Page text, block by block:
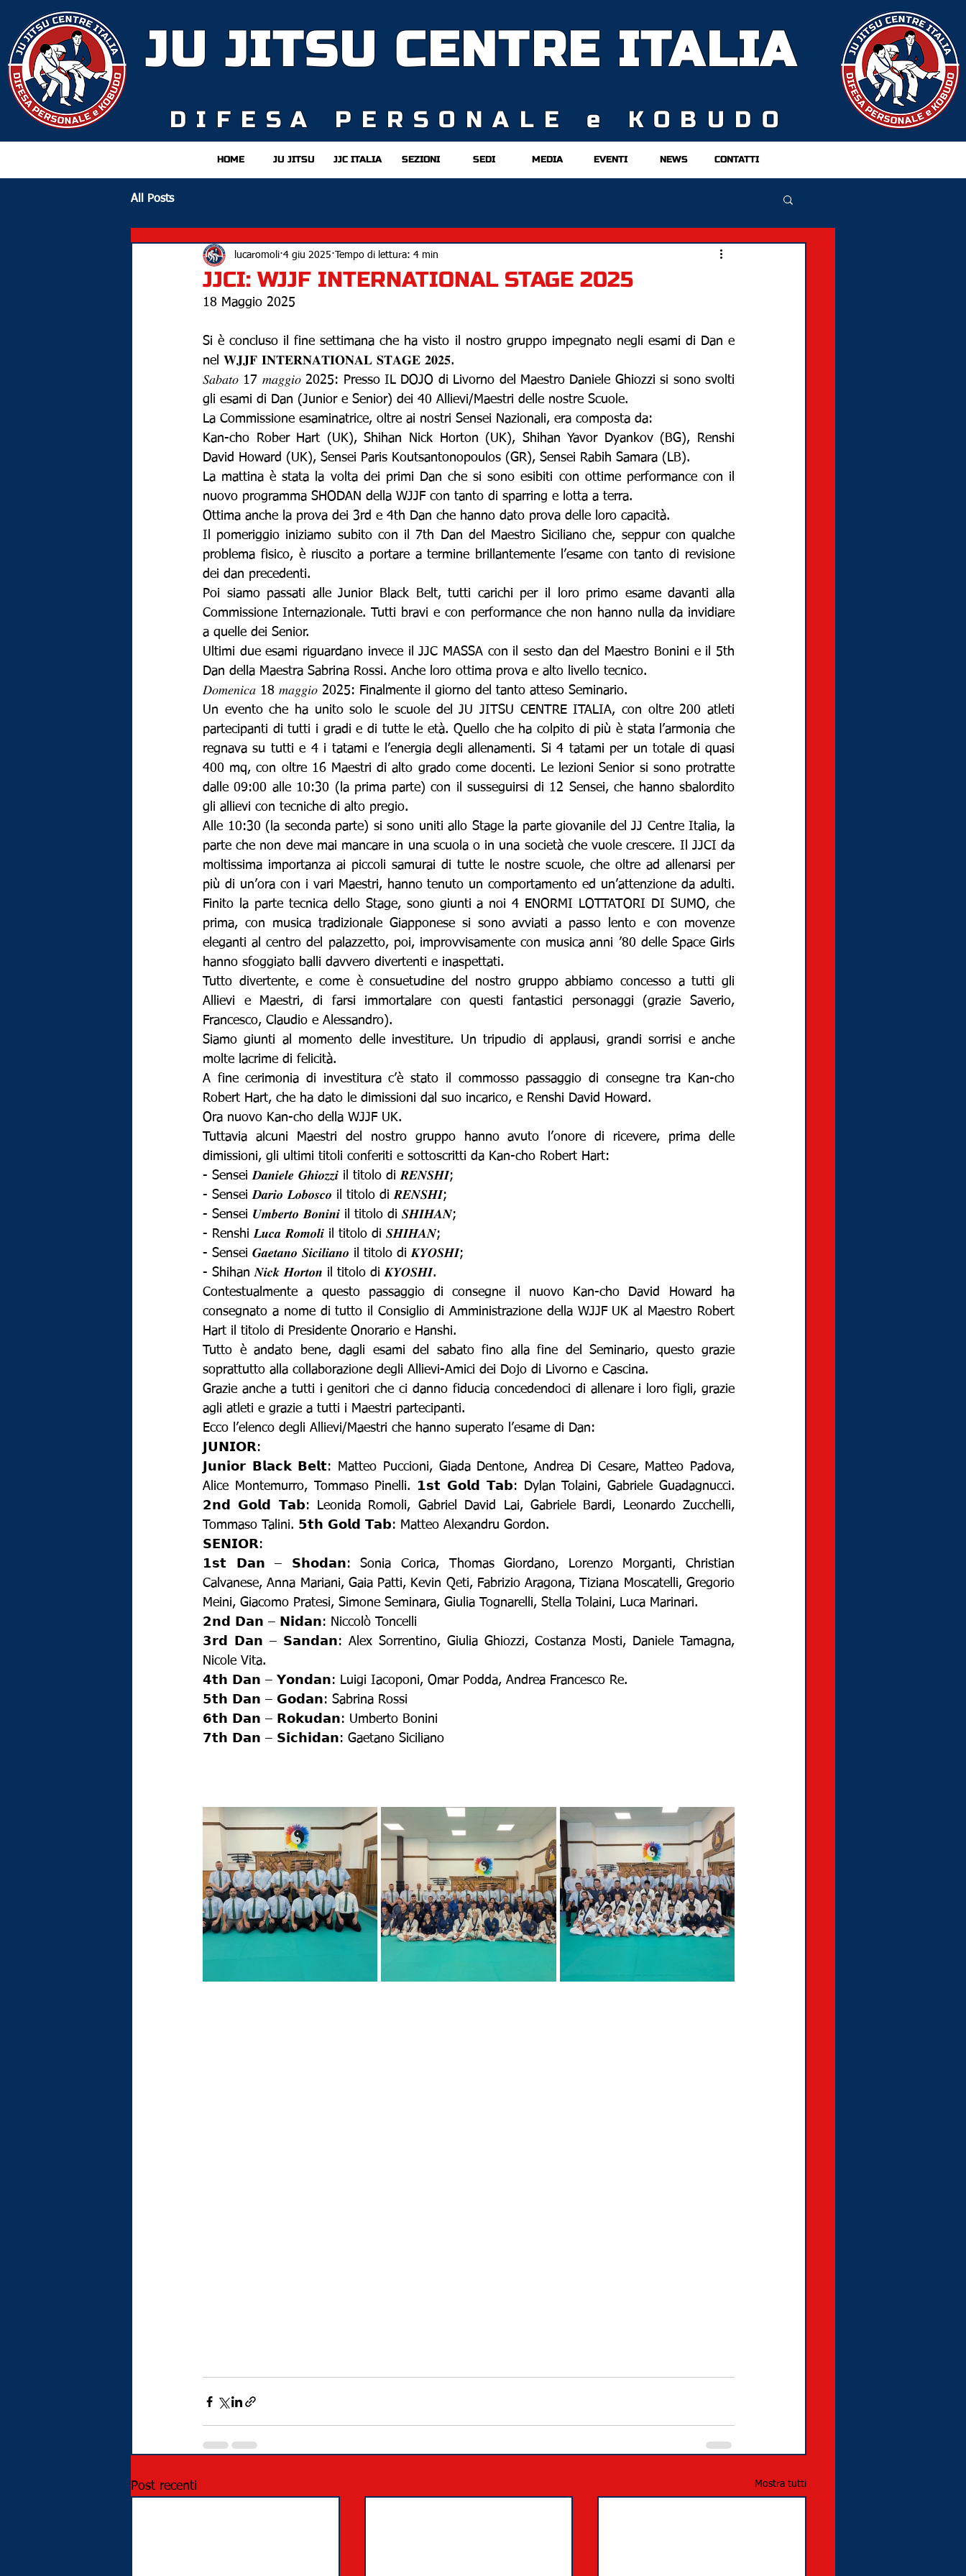
JU JITSU CENTRE ITALIA
DIFESA PERSONALE e KOBUDO
All Posts
JJCI: WJJF INTERNATIONAL STAGE 2025
lucaromoli 4 giu 2025 Tempo di lettura: 4 min
18 Maggio 2025
Si è concluso il fine settimana che ha visto il nostro gruppo impegnato negli esami di Dan e
nel 𝐖𝐉𝐉𝐅 𝐈𝐍𝐓𝐄𝐑𝐍𝐀𝐓𝐈𝐎𝐍𝐀𝐋 𝐒𝐓𝐀𝐆𝐄 𝟐𝟎𝟐𝟓.
𝑆𝑎𝑏𝑎𝑡𝑜 17 𝑚𝑎𝑔𝑔𝑖𝑜 2025: Presso IL DOJO di Livorno del Maestro Daniele Ghiozzi si sono svolti
gli esami di Dan (Junior e Senior) dei 40 Allievi/Maestri delle nostre Scuole.
La Commissione esaminatrice, oltre ai nostri Sensei Nazionali, era composta da:
Kan-cho Rober Hart (UK), Shihan Nick Horton (UK), Shihan Yavor Dyankov (BG), Renshi
David Howard (UK), Sensei Paris Koutsantonopoulos (GR), Sensei Rabih Samara (LB).
La mattina è stata la volta dei primi Dan che si sono esibiti con ottime performance con il
nuovo programma SHODAN della WJJF con tanto di sparring e lotta a terra.
Ottima anche la prova dei 3rd e 4th Dan che hanno dato prova delle loro capacità.
Il pomeriggio iniziamo subito con il 7th Dan del Maestro Siciliano che, seppur con qualche
problema fisico, è riuscito a portare a termine brillantemente l’esame con tanto di revisione
dei dan precedenti.
Poi siamo passati alle Junior Black Belt, tutti carichi per il loro primo esame davanti alla
Commissione Internazionale. Tutti bravi e con performance che non hanno nulla da invidiare
a quelle dei Senior.
Ultimi due esami riguardano invece il JJC MASSA con il sesto dan del Maestro Bonini e il 5th
Dan della Maestra Sabrina Rossi. Anche loro ottima prova e alto livello tecnico.
𝐷𝑜𝑚𝑒𝑛𝑖𝑐𝑎 18 𝑚𝑎𝑔𝑔𝑖𝑜 2025: Finalmente il giorno del tanto atteso Seminario.
Un evento che ha unito solo le scuole del JU JITSU CENTRE ITALIA, con oltre 200 atleti
partecipanti di tutti i gradi e di tutte le età. Quello che ha colpito di più è stata l’armonia che
regnava su tutti e 4 i tatami e l’energia degli allenamenti. Si 4 tatami per un totale di quasi
400 mq, con oltre 16 Maestri di alto grado come docenti. Le lezioni Senior si sono protratte
dalle 09:00 alle 10:30 (la prima parte) con il susseguirsi di 12 Sensei, che hanno sbalordito
gli allievi con tecniche di alto pregio.
Alle 10:30 (la seconda parte) si sono uniti allo Stage la parte giovanile del JJ Centre Italia, la
parte che non deve mai mancare in una scuola o in una società che vuole crescere. Il JJCI da
moltissima importanza ai piccoli samurai di tutte le nostre scuole, che oltre ad allenarsi per
più di un’ora con i vari Maestri, hanno tenuto un comportamento ed un’attenzione da adulti.
Finito la parte tecnica dello Stage, sono giunti a noi 4 ENORMI LOTTATORI DI SUMO, che
prima, con musica tradizionale Giapponese si sono avviati a passo lento e con movenze
eleganti al centro del palazzetto, poi, improvvisamente con musica anni ’80 delle Space Girls
hanno sfoggiato balli davvero divertenti e inaspettati.
Tutto divertente, e come è consuetudine del nostro gruppo abbiamo concesso a tutti gli
Allievi e Maestri, di farsi immortalare con questi fantastici personaggi (grazie Saverio,
Francesco, Claudio e Alessandro).
Siamo giunti al momento delle investiture. Un tripudio di applausi, grandi sorrisi e anche
molte lacrime di felicità.
A fine cerimonia di investitura c’è stato il commosso passaggio di consegne tra Kan-cho
Robert Hart, che ha dato le dimissioni dal suo incarico, e Renshi David Howard.
Ora nuovo Kan-cho della WJJF UK.
Tuttavia alcuni Maestri del nostro gruppo hanno avuto l’onore di ricevere, prima delle
dimissioni, gli ultimi titoli conferiti e sottoscritti da Kan-cho Robert Hart:
- Sensei 𝑫𝒂𝒏𝒊𝒆𝒍𝒆 𝑮𝒉𝒊𝒐𝒛𝒛𝒊 il titolo di 𝑹𝑬𝑵𝑺𝑯𝑰;
- Sensei 𝑫𝒂𝒓𝒊𝒐 𝑳𝒐𝒃𝒐𝒔𝒄𝒐 il titolo di 𝑹𝑬𝑵𝑺𝑯𝑰;
- Sensei 𝑼𝒎𝒃𝒆𝒓𝒕𝒐 𝑩𝒐𝒏𝒊𝒏𝒊 il titolo di 𝑺𝑯𝑰𝑯𝑨𝑵;
- Renshi 𝑳𝒖𝒄𝒂 𝑹𝒐𝒎𝒐𝒍𝒊 il titolo di 𝑺𝑯𝑰𝑯𝑨𝑵;
- Sensei 𝑮𝒂𝒆𝒕𝒂𝒏𝒐 𝑺𝒊𝒄𝒊𝒍𝒊𝒂𝒏𝒐 il titolo di 𝑲𝒀𝑶𝑺𝑯𝑰;
- Shihan 𝑵𝒊𝒄𝒌 𝑯𝒐𝒓𝒕𝒐𝒏 il titolo di 𝑲𝒀𝑶𝑺𝑯𝑰.
Contestualmente a questo passaggio di consegne il nuovo Kan-cho David Howard ha
consegnato a nome di tutto il Consiglio di Amministrazione della WJJF UK al Maestro Robert
Hart il titolo di Presidente Onorario e Hanshi.
Tutto è andato bene, dagli esami del sabato fino alla fine del Seminario, questo grazie
soprattutto alla collaborazione degli Allievi-Amici dei Dojo di Livorno e Cascina.
Grazie anche a tutti i genitori che ci danno fiducia concedendoci di allenare i loro figli, grazie
agli atleti e grazie a tutti i Maestri partecipanti.
Ecco l’elenco degli Allievi/Maestri che hanno superato l’esame di Dan:
𝗝𝗨𝗡𝗜𝗢𝗥:
𝗝𝘂𝗻𝗶𝗼𝗿 𝗕𝗹𝗮𝗰𝗸 𝗕𝗲𝗹𝘁: Matteo Puccioni, Giada Dentone, Andrea Di Cesare, Matteo Padova,
Alice Montemurro, Tommaso Pinelli. 𝟭𝘀𝘁 𝗚𝗼𝗹𝗱 𝗧𝗮𝗯: Dylan Tolaini, Gabriele Guadagnucci.
𝟮𝗻𝗱 𝗚𝗼𝗹𝗱 𝗧𝗮𝗯: Leonida Romoli, Gabriel David Lai, Gabriele Bardi, Leonardo Zucchelli,
Tommaso Talini. 𝟱𝘁𝗵 𝗚𝗼𝗹𝗱 𝗧𝗮𝗯: Matteo Alexandru Gordon.
𝗦𝗘𝗡𝗜𝗢𝗥:
𝟭𝘀𝘁 𝗗𝗮𝗻 – 𝗦𝗵𝗼𝗱𝗮𝗻: Sonia Corica, Thomas Giordano, Lorenzo Morganti, Christian
Calvanese, Anna Mariani, Gaia Patti, Kevin Qeti, Fabrizio Aragona, Tiziana Moscatelli, Gregorio
Meini, Giacomo Pratesi, Simone Seminara, Giulia Tognarelli, Stella Tolaini, Luca Marinari.
𝟮𝗻𝗱 𝗗𝗮𝗻 – 𝗡𝗶𝗱𝗮𝗻: Niccolò Toncelli
𝟯𝗿𝗱 𝗗𝗮𝗻 – 𝗦𝗮𝗻𝗱𝗮𝗻: Alex Sorrentino, Giulia Ghiozzi, Costanza Mosti, Daniele Tamagna,
Nicole Vita.
𝟰𝘁𝗵 𝗗𝗮𝗻 – 𝗬𝗼𝗻𝗱𝗮𝗻: Luigi Iacoponi, Omar Podda, Andrea Francesco Re.
𝟱𝘁𝗵 𝗗𝗮𝗻 – 𝗚𝗼𝗱𝗮𝗻: Sabrina Rossi
𝟲𝘁𝗵 𝗗𝗮𝗻 – 𝗥𝗼𝗸𝘂𝗱𝗮𝗻: Umberto Bonini
𝟳𝘁𝗵 𝗗𝗮𝗻 – 𝗦𝗶𝗰𝗵𝗶𝗱𝗮𝗻: Gaetano Siciliano
Post recenti Mostra tutti
HOME JU JITSU JJC ITALIA SEZIONI SEDI MEDIA EVENTI NEWS CONTATTI